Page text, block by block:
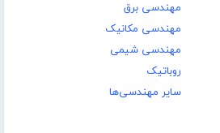
مهندسی برق
مهندسی مکانیک
مهندسی شیمی
روباتیک
سایر مهندسی‌ها